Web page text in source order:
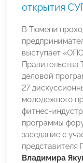
открытия
В Тюмени
выступает
Правительства
деловой
27
молодежного
фитнес-
программы
заседание с
представителя
Владимира